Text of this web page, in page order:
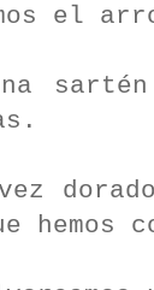
el
hemos